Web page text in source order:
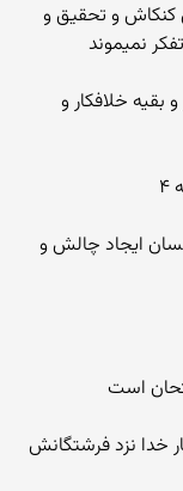
کنکاش و تحقیق و
نمیموند
خلافکار و
ایجاد چالش و
است
خدا نزد فرشتگانش